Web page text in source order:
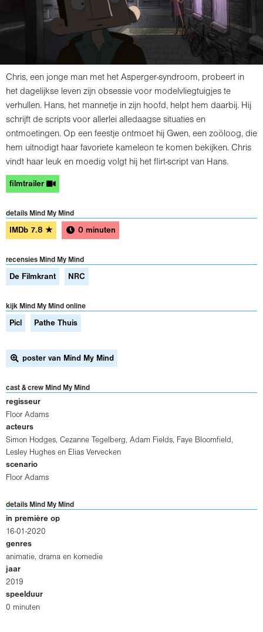
Chris, een jonge man met het Asperger-syndroom, probeert in
het dagelijkse leven zijn obsessie voor modelvliegtuigjes te
verhullen. Hans, het mannetje in zijn hoofd, helpt hem daarbij. Hij
schrijft de scripts voor allerlei alledaagse situaties en
ontmoetingen. Op een feestje ontmoet hij Gwen, een zoöloog, die
hem uitnodigt haar favoriete kameleon te komen bekijken. Chris
vindt haar leuk en moedig volgt hij het flirt-script van Hans.
filmtrailer
details Mind My Mind
IMDb 7.8 ★ 0 minuten
recensies Mind My Mind
De Filmkrant NRC
kijk Mind My Mind online
Picl Pathe Thuis
poster van Mind My Mind
cast & crew Mind My Mind
regisseur
Floor Adams
acteurs
Simon Hodges, Cezanne Tegelberg, Adam Fields, Faye Bloomfield ,
Lesley Hughes en Elias Vervecken
scenario
Floor Adams
details Mind My Mind
in première op
16-01-2020
genres
animatie, drama en komedie
jaar
2019
speelduur
0 minuten